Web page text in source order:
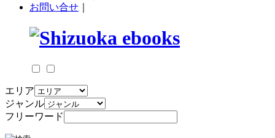
お問い合せ
エリア
ジャンル
フリーワード